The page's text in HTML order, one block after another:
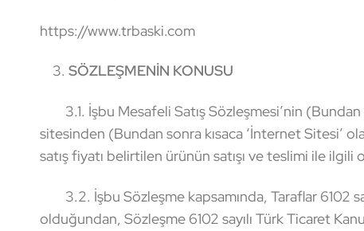
https://www.trbaski.com
3. SÖZLEŞMENİN KONUSU
3.1. İşbu Mesafeli Satış Sözleşmesi’nin (Bundan
sitesinden (Bundan sonra kısaca ‘İnternet Sitesi’
satış fiyatı belirtilen ürünün satışı ve teslimi ile ilgili
3.2. İşbu Sözleşme kapsamında, Taraflar 6102
olduğundan, Sözleşme 6102 sayılı Türk Ticaret